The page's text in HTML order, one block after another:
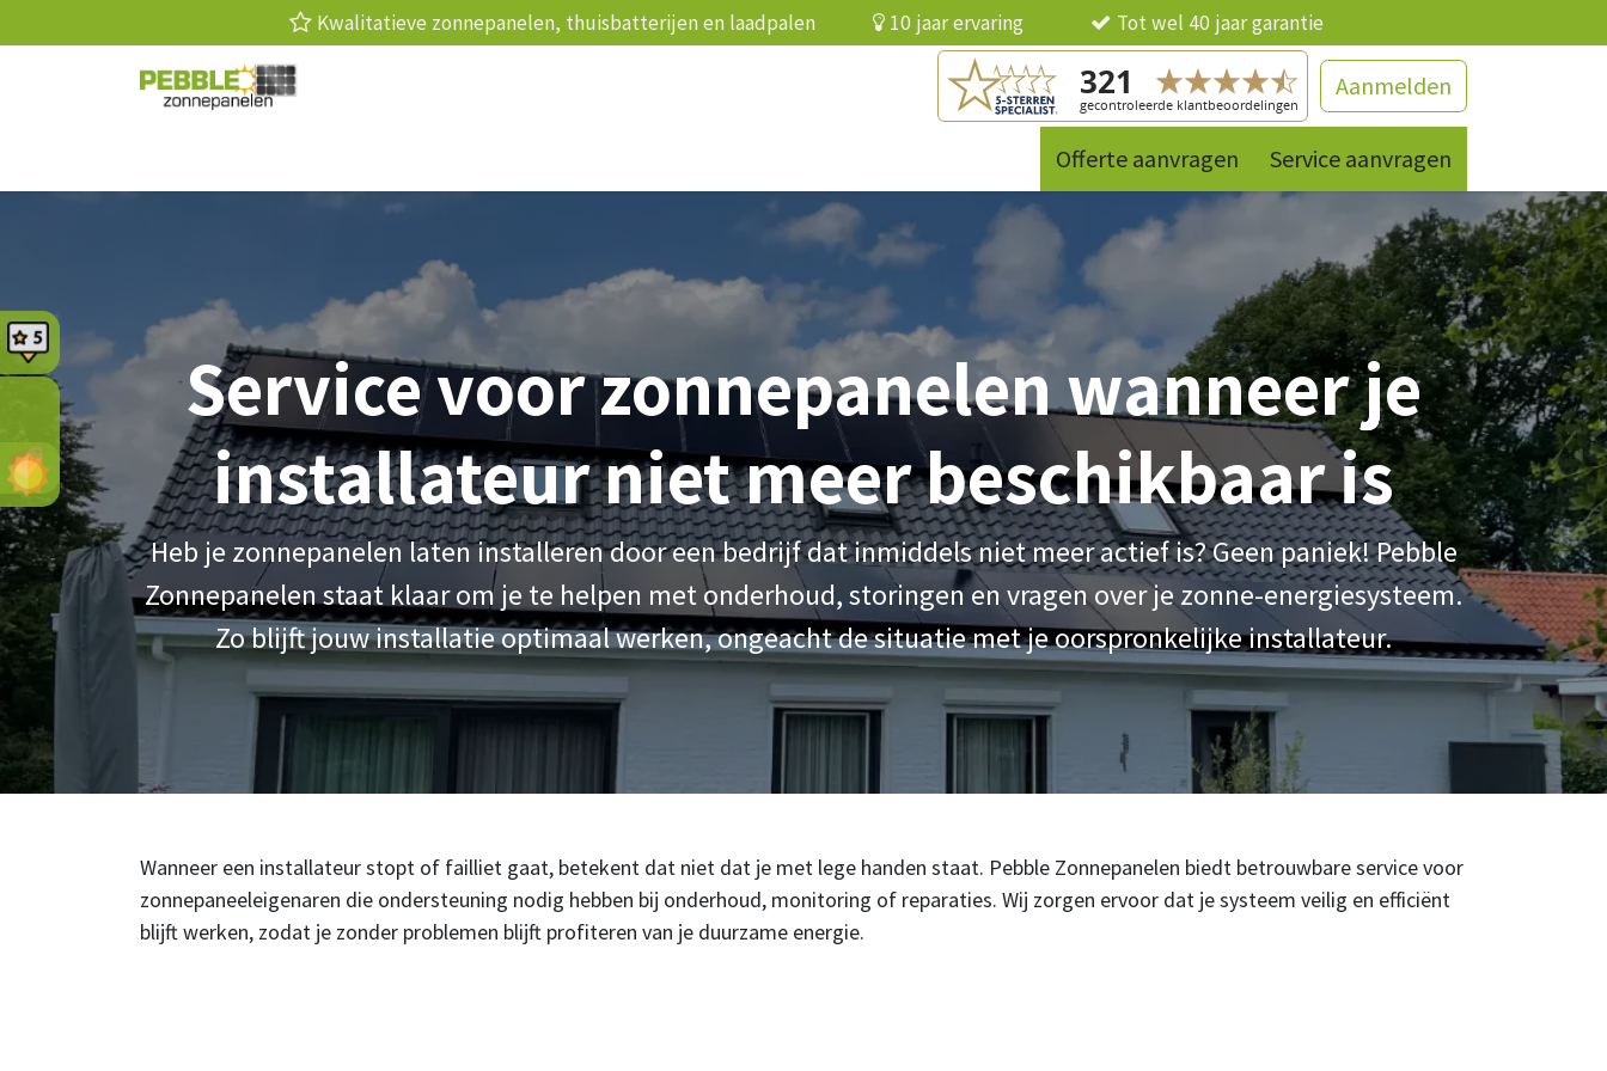
Kwalitatieve zonnepanelen, thuisbatterijen en laadpalen 10 jaar ervaring Tot wel 40 jaar garantie
Aanmelden
Contact References Producten
Offerte aanvragen Service aanvragen
Service voor zonnepanelen wanneer je
installateur niet meer beschikbaar is
Heb je zonnepanelen laten installeren door een bedrijf dat inmiddels niet meer actief is? Geen paniek! Pebble
Zonnepanelen staat klaar om je te helpen met onderhoud, storingen en vragen over je zonne-energiesysteem.
Zo blijft jouw installatie optimaal werken, ongeacht de situatie met je oorspronkelijke installateur.
Wanneer een installateur stopt of failliet gaat, betekent dat niet dat je met lege handen staat. Pebble Zonnepanelen biedt betrouwbare service voor
zonnepaneeleigenaren die ondersteuning nodig hebben bij onderhoud, monitoring of reparaties. Wij zorgen ervoor dat je systeem veilig en efficiënt
blijft werken, zodat je zonder problemen blijft profiteren van je duurzame energie.